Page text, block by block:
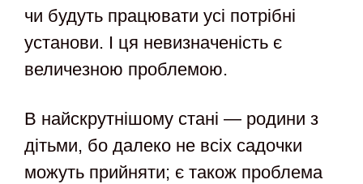
чи будуть працювати усі потрібні
установи. І ця невизначеність є
величезною проблемою.
В найскрутнішому стані — родини з
дітьми, бо далеко не всіх садочки
можуть прийняти; є також проблема